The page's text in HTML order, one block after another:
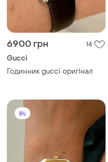
6900 грн 14
Gucci
Годинник gucci оригінал